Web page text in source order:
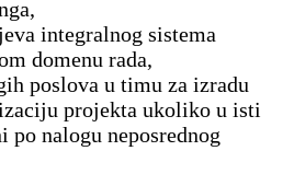
integralnog sistema
domenu rada,
poslova u timu za izradu
projekta ukoliko u isti
po nalogu neposrednog